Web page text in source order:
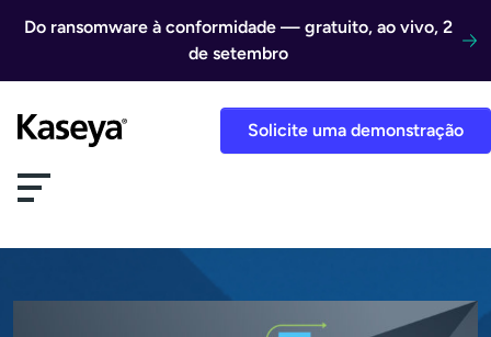
Do ransomware à conformidade — gratuito, ao vivo, 2
de setembro
Solicite uma demonstração